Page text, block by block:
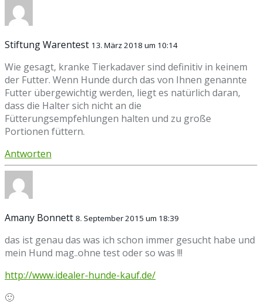
Stiftung Warentest 13. März 2018 um 10:14
Wie gesagt, kranke Tierkadaver sind definitiv in keinem
der Futter. Wenn Hunde durch das von Ihnen genannte
Futter übergewichtig werden, liegt es natürlich daran,
dass die Halter sich nicht an die
Fütterungsempfehlungen halten und zu große
Portionen füttern.
Antworten
Amany Bonnett 8. September 2015 um 18:39
das ist genau das was ich schon immer gesucht habe und
mein Hund mag..ohne test oder so was !!!
http://www.idealer-hunde-kauf.de/
🙂